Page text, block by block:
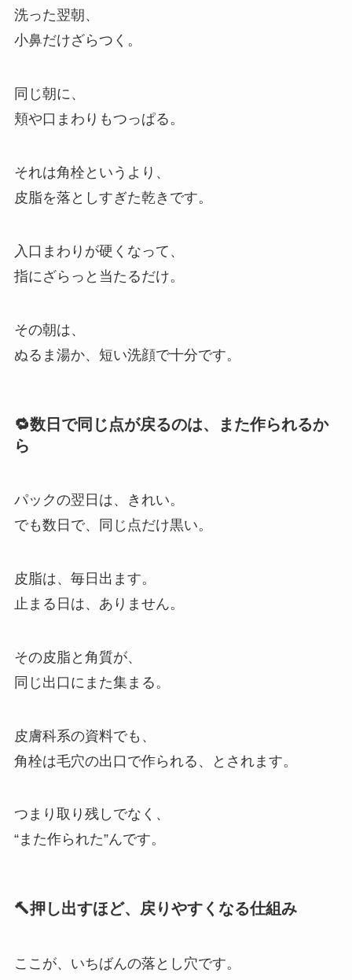
洗った翌朝、
小鼻だけざらつく。
同じ朝に、
頬や口まわりもつっぱる。
それは角栓というより、
皮脂を落としすぎた乾きです。
入口まわりが硬くなって、
指にざらっと当たるだけ。
その朝は、
ぬるま湯か、短い洗顔で十分です。
🔁数日で同じ点が戻るのは、また作られるか
ら
パックの翌日は、きれい。
でも数日で、同じ点だけ黒い。
皮脂は、毎日出ます。
止まる日は、ありません。
その皮脂と角質が、
同じ出口にまた集まる。
皮膚科系の資料でも、
角栓は毛穴の出口で作られる、とされます。
つまり取り残しでなく、
“また作られた”んです。
🔨押し出すほど、戻りやすくなる仕組み
ここが、いちばんの落とし穴です。